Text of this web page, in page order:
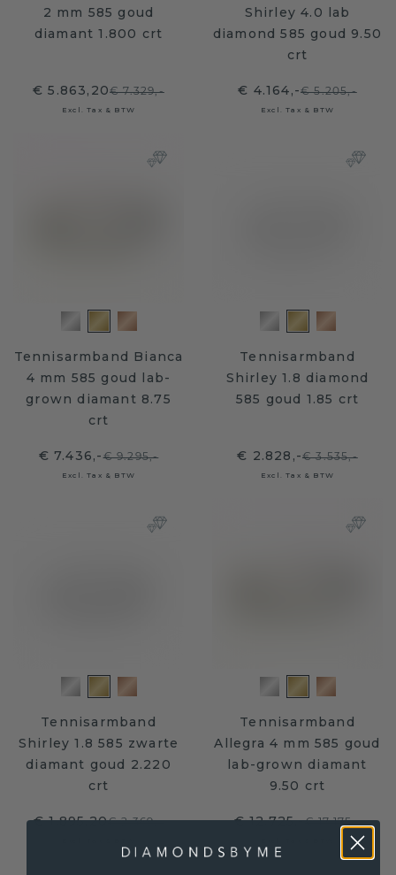
2 mm 585 goud
diamant 1.800 crt
€ 5.863,20€ 7.329,-
Excl. Tax & BTW
Shirley 4.0 lab
diamond 585 goud 9.50
crt
€ 4.164,-€ 5.205,-
Excl. Tax & BTW
Tennisarmband Bianca
4 mm 585 goud lab-
grown diamant 8.75
crt
€ 7.436,-€ 9.295,-
Excl. Tax & BTW
Tennisarmband
Shirley 1.8 diamond
585 goud 1.85 crt
€ 2.828,-€ 3.535,-
Excl. Tax & BTW
Tennisarmband
Shirley 1.8 585 zwarte
diamant goud 2.220
crt
€ 1.895,20€ 2.369,-
Tennisarmband
Allegra 4 mm 585 goud
lab-grown diamant
9.50 crt
€ 12.725,-€ 17.175,-